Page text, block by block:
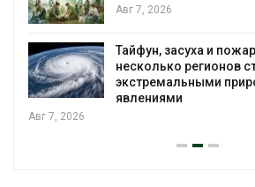
Авг 7, 2026
Тайфун, засуха и
несколько регионов
экстремальными
явлениями
Авг 7, 2026